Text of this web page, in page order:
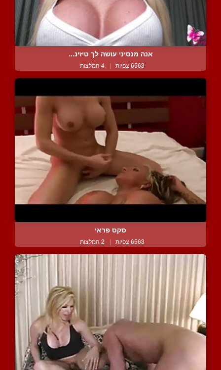
אנה מנסיני עושה לך טיזינ...
6563 צפיות | 4 המלצות
סקס פראי
6563 צפיות | 2 המלצות